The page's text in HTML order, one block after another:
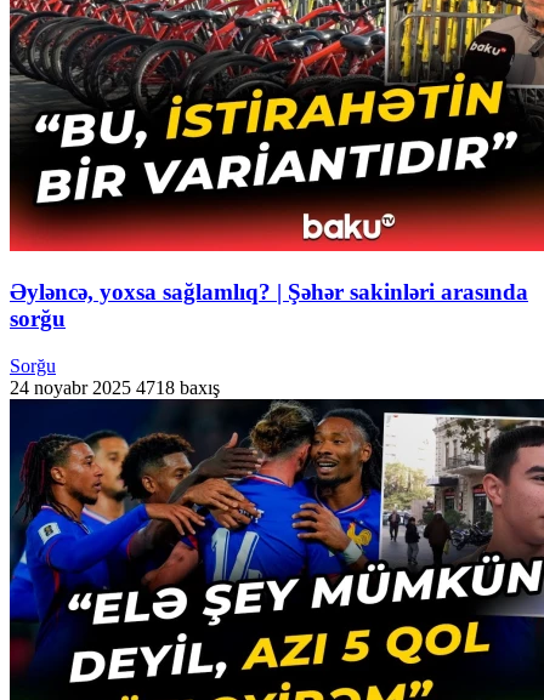
Əyləncə, yoxsa sağlamlıq? | Şəhər sakinləri arasında
sorğu
Sorğu
24 noyabr 2025 4718 baxış